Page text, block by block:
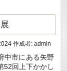
作成者: admin
中市にある矢野
52回上下かかし